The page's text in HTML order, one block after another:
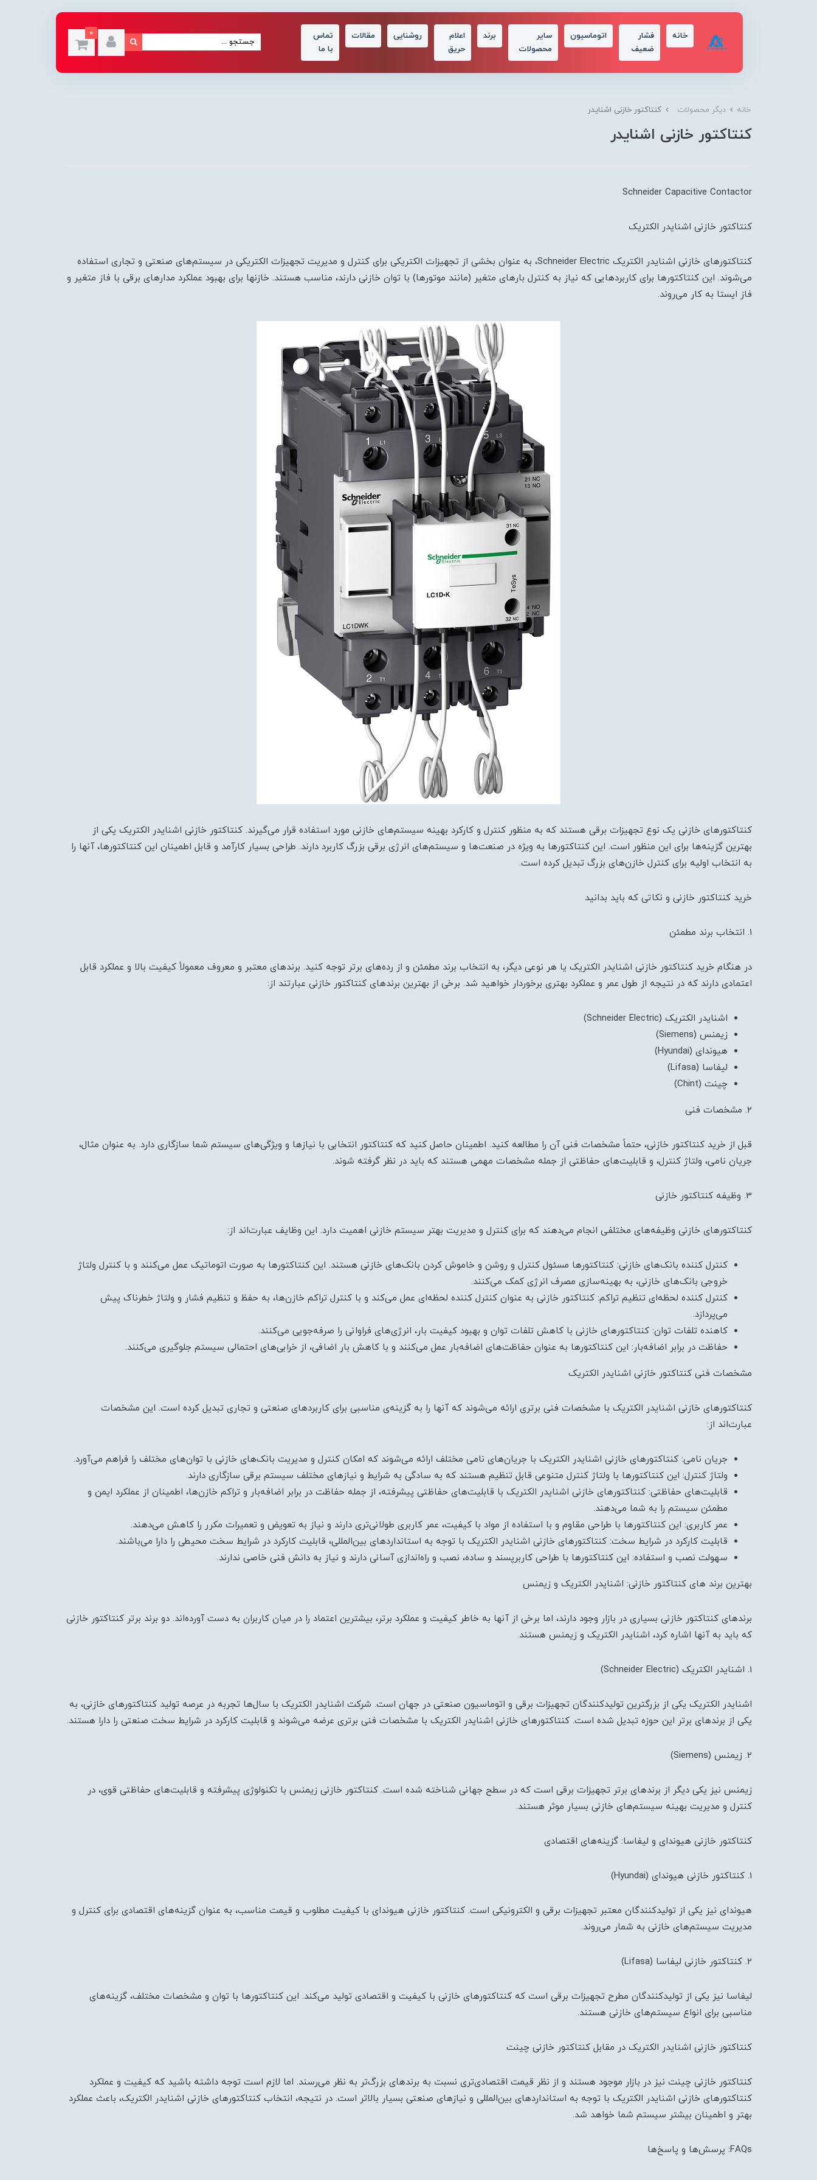
خانه
فشار
ضعیف
اتوماسیون
سایر
محصولات
برند
اعلام
حریق
روشنایی مقالات
تماس
با ما
0
خانه دیگر محصولات کنتاکتور خازنی اشنایدر
کنتاکتور خازنی اشنایدر
Schneider Capacitive Contactor
کنتاکتور خازنی اشنایدر الکتریک
کنتاکتورهای خازنی اشنایدر الکتریک Schneider Electric، به عنوان بخشی از تجهیزات الکتریکی برای کنترل و مدیریت تجهیزات الکتریکی در سیستم‌های صنعتی و تجاری استفاده
می‌شوند. این کنتاکتورها برای کاربردهایی که نیاز به کنترل بارهای متغیر (مانند موتورها) با توان خازنی دارند، مناسب هستند. خازنها برای بهبود عملکرد مدارهای برقی با فاز متغیر و
فاز ایستا به کار می‌روند.
کنتاکتورهای خازنی یک نوع تجهیزات برقی هستند که به منظور کنترل و کارکرد بهینه سیستم‌های خازنی مورد استفاده قرار می‌گیرند. کنتاکتور خازنی اشنایدر الکتریک یکی از
بهترین گزینه‌ها برای این منظور است. این کنتاکتورها به ویژه در صنعت‌ها و سیستم‌های انرژی برقی بزرگ کاربرد دارند. طراحی بسیار کارآمد و قابل اطمینان این کنتاکتورها، آنها را
به انتخاب اولیه برای کنترل خازن‌های بزرگ تبدیل کرده است.
خرید کنتاکتور خازنی و نکاتی که باید بدانید
1. انتخاب برند مطمئن
در هنگام خرید کنتاکتور خازنی اشنایدر الکتریک یا هر نوعی دیگر، به انتخاب برند مطمئن و از رده‌های برتر توجه کنید. برندهای معتبر و معروف معمولاً کیفیت بالا و عملکرد قابل
اعتمادی دارند که در نتیجه از طول عمر و عملکرد بهتری برخوردار خواهید شد. برخی از بهترین برندهای کنتاکتور خازنی عبارتند از:
اشنایدر الکتریک (Schneider Electric)
زیمنس (Siemens)
هیوندای (Hyundai)
لیفاسا (Lifasa)
چینت (Chint)
2. مشخصات فنی
قبل از خرید کنتاکتور خازنی، حتماً مشخصات فنی آن را مطالعه کنید. اطمینان حاصل کنید که کنتاکتور انتخابی با نیازها و ویژگی‌های سیستم شما سازگاری دارد. به عنوان مثال،
جریان نامی، ولتاژ کنترل، و قابلیت‌های حفاظتی از جمله مشخصات مهمی هستند که باید در نظر گرفته شوند.
3. وظیفه کنتاکتور خازنی
کنتاکتورهای خازنی وظیفه‌های مختلفی انجام می‌دهند که برای کنترل و مدیریت بهتر سیستم خازنی اهمیت دارد. این وظایف عبارت‌اند از:
کنترل کننده بانک‌های خازنی: کنتاکتورها مسئول کنترل و روشن و خاموش کردن بانک‌های خازنی هستند. این کنتاکتورها به صورت اتوماتیک عمل می‌کنند و با کنترل ولتاژ
خروجی بانک‌های خازنی، به بهینه‌سازی مصرف انرژی کمک می‌کنند.
کنترل کننده لحظه‌ای تنظیم تراکم: کنتاکتور خازنی به عنوان کنترل کننده لحظه‌ای عمل می‌کند و با کنترل تراکم خازن‌ها، به حفظ و تنظیم فشار و ولتاژ خطرناک پیش
می‌پردازد.
کاهنده تلفات توان: کنتاکتورهای خازنی با کاهش تلفات توان و بهبود کیفیت بار، انرژی‌های فراوانی را صرفه‌جویی می‌کنند.
حفاظت در برابر اضافه‌بار: این کنتاکتورها به عنوان حفاظت‌های اضافه‌بار عمل می‌کنند و با کاهش بار اضافی، از خرابی‌های احتمالی سیستم جلوگیری می‌کنند.
مشخصات فنی کنتاکتور خازنی اشنایدر الکتریک
کنتاکتورهای خازنی اشنایدر الکتریک با مشخصات فنی برتری ارائه می‌شوند که آنها را به گزینه‌ی مناسبی برای کاربردهای صنعتی و تجاری تبدیل کرده است. این مشخصات
عبارت‌اند از:
جریان نامی: کنتاکتورهای خازنی اشنایدر الکتریک با جریان‌های نامی مختلف ارائه می‌شوند که امکان کنترل و مدیریت بانک‌های خازنی با توان‌های مختلف را فراهم می‌آورد.
ولتاژ کنترل: این کنتاکتورها با ولتاژ کنترل متنوعی قابل تنظیم هستند که به سادگی به شرایط و نیازهای مختلف سیستم برقی سازگاری دارند.
قابلیت‌های حفاظتی: کنتاکتورهای خازنی اشنایدر الکتریک با قابلیت‌های حفاظتی پیشرفته، از جمله حفاظت در برابر اضافه‌بار و تراکم خازن‌ها، اطمینان از عملکرد ایمن و
مطمئن سیستم را به شما می‌دهند.
عمر کاربری: این کنتاکتورها با طراحی مقاوم و با استفاده از مواد با کیفیت، عمر کاربری طولانی‌تری دارند و نیاز به تعویض و تعمیرات مکرر را کاهش می‌دهند.
قابلیت کارکرد در شرایط سخت: کنتاکتورهای خازنی اشنایدر الکتریک با توجه به استانداردهای بین‌المللی، قابلیت کارکرد در شرایط سخت محیطی را دارا می‌باشند.
سهولت نصب و استفاده: این کنتاکتورها با طراحی کاربرپسند و ساده، نصب و راه‌اندازی آسانی دارند و نیاز به دانش فنی خاصی ندارند.
بهترین برند های کنتاکتور خازنی: اشنایدر الکتریک و زیمنس
برندهای کنتاکتور خازنی بسیاری در بازار وجود دارند، اما برخی از آنها به خاطر کیفیت و عملکرد برتر، بیشترین اعتماد را در میان کاربران به دست آورده‌اند. دو برند برتر کنتاکتور خازنی
که باید به آنها اشاره کرد، اشنایدر الکتریک و زیمنس هستند.
1. اشنایدر الکتریک (Schneider Electric)
اشنایدر الکتریک یکی از بزرگترین تولیدکنندگان تجهیزات برقی و اتوماسیون صنعتی در جهان است. شرکت اشنایدر الکتریک با سال‌ها تجربه در عرصه تولید کنتاکتورهای خازنی، به
یکی از برندهای برتر این حوزه تبدیل شده است. کنتاکتورهای خازنی اشنایدر الکتریک با مشخصات فنی برتری عرضه می‌شوند و قابلیت کارکرد در شرایط سخت صنعتی را دارا هستند.
2. زیمنس (Siemens)
زیمنس نیز یکی دیگر از برندهای برتر تجهیزات برقی است که در سطح جهانی شناخته شده است. کنتاکتور خازنی زیمنس با تکنولوژی پیشرفته و قابلیت‌های حفاظتی قوی، در
کنترل و مدیریت بهینه سیستم‌های خازنی بسیار موثر هستند.
کنتاکتور خازنی هیوندای و لیفاسا: گزینه‌های اقتصادی
1. کنتاکتور خازنی هیوندای (Hyundai)
هیوندای نیز یکی از تولیدکنندگان معتبر تجهیزات برقی و الکترونیکی است. کنتاکتور خازنی هیوندای با کیفیت مطلوب و قیمت مناسب، به عنوان گزینه‌های اقتصادی برای کنترل و
مدیریت سیستم‌های خازنی به شمار می‌روند.
2. کنتاکتور خازنی لیفاسا (Lifasa)
لیفاسا نیز یکی از تولیدکنندگان مطرح تجهیزات برقی است که کنتاکتورهای خازنی با کیفیت و اقتصادی تولید می‌کند. این کنتاکتورها با توان و مشخصات مختلف، گزینه‌های
مناسبی برای انواع سیستم‌های خازنی هستند.
کنتاکتور خازنی اشنایدر الکتریک در مقابل کنتاکتور خازنی چینت
کنتاکتور خازنی چینت نیز در بازار موجود هستند و از نظر قیمت اقتصادی‌تری نسبت به برندهای بزرگ‌تر به نظر می‌رسند. اما لازم است توجه داشته باشید که کیفیت و عملکرد
کنتاکتورهای خازنی اشنایدر الکتریک با توجه به استانداردهای بین‌المللی و نیازهای صنعتی بسیار بالاتر است. در نتیجه، انتخاب کنتاکتورهای خازنی اشنایدر الکتریک، باعث عملکرد
بهتر و اطمینان بیشتر سیستم شما خواهد شد.
FAQs: پرسش‌ها و پاسخ‌ها